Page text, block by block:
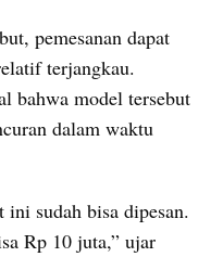
pemesanan dapat
terjangkau.
bahwa model tersebut
dalam waktu
sudah bisa dipesan.
Rp 10 juta,” ujar